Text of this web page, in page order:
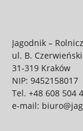
Jagodnik –
ul. B.
31-319 Kraków
NIP: 9452158017
Tel. +48 608 504
e-mail: